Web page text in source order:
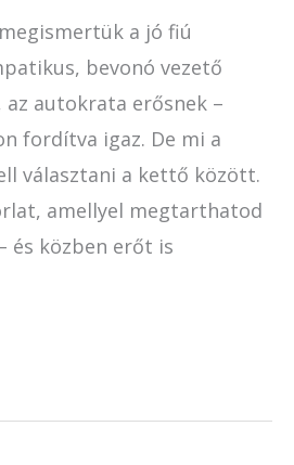
a jó fiú
bevonó vezető
az autokrata erősnek –
fordítva igaz. De mi a
választani a kettő között.
amellyel megtarthatod
és közben erőt is